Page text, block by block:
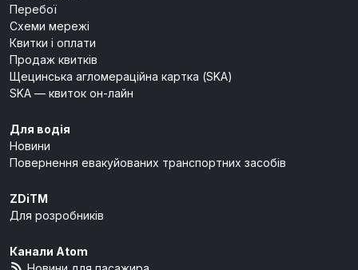
Перебої
Схеми мережі
Квитки і оплати
Продаж квитків
Щецинська агломераційна картка (SKA)
SKA — квиток он-лайн
Для водія
Новини
Повернення евакуйованих транспортних засобів
ZDiTM
Для розробників
Канали Atom